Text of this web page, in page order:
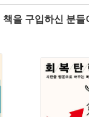
책을 구입하신 분